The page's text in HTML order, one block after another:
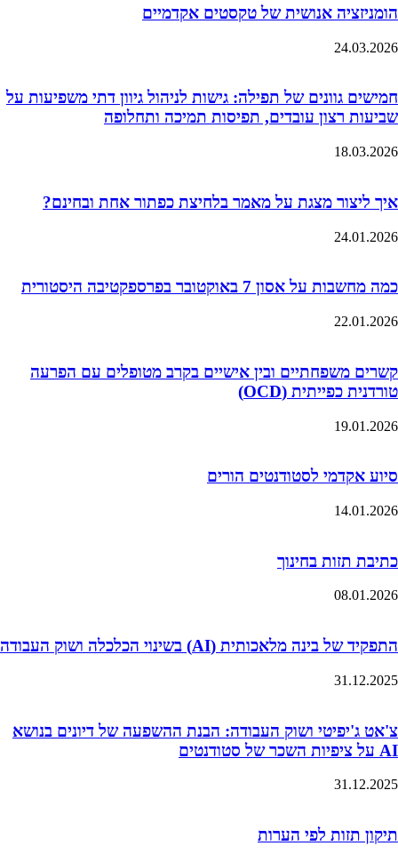
הומניזציה אנושית של טקסטים אקדמיים
24.03.2026
חמישים גוונים של תפילה: גישות לניהול גיוון דתי משפיעות על
שביעות רצון עובדים, תפיסות תמיכה ותחלופה
18.03.2026
איך ליצור מצגת על מאמר בלחיצת כפתור אחת ובחינם?
24.01.2026
כמה מחשבות על אסון 7 באוקטובר בפרספקטיבה היסטורית
22.01.2026
קשרים משפחתיים ובין אישיים בקרב מטופלים עם הפרעה
טורדנית כפייתית (OCD)
19.01.2026
סיוע אקדמי לסטודנטים הורים
14.01.2026
כתיבת תזות בחינוך
08.01.2026
התפקיד של בינה מלאכותית (AI) בשינוי הכלכלה ושוק העבודה
31.12.2025
צ'אט ג'יפיטי ושוק העבודה: הבנת ההשפעה של דיונים בנושא
AI על ציפיות השכר של סטודנטים
31.12.2025
תיקון תזות לפי הערות